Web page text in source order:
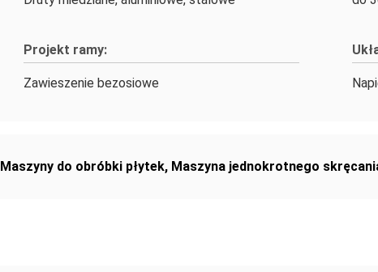
Projekt ramy:
Zawieszenie bezosiowe
Maszyny do obróbki płytek, Maszyna jednokrotnego